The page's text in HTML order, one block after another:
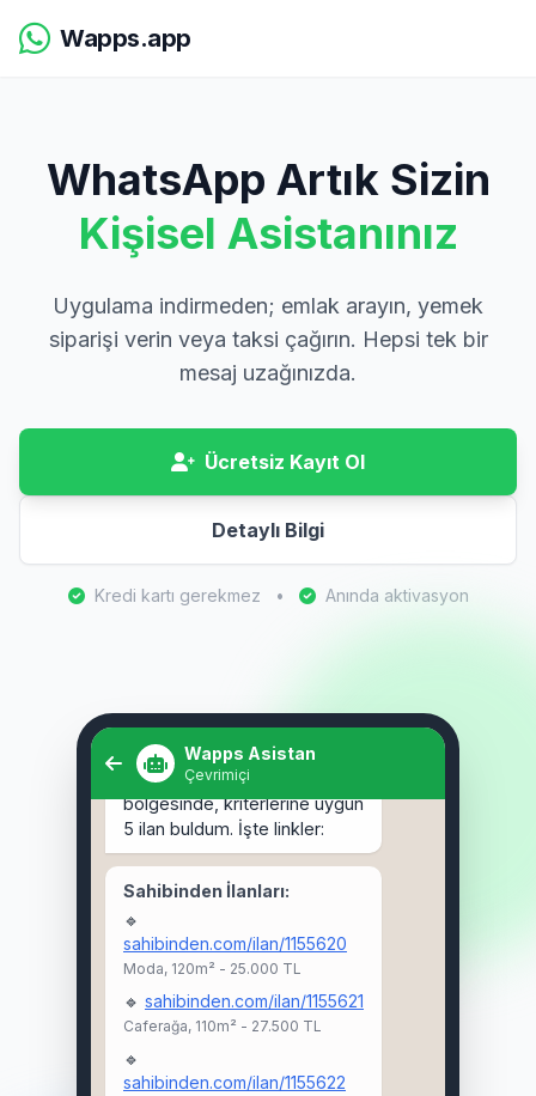
Wapps.app
WhatsApp Artık Sizin
Kişisel Asistanınız
Uygulama indirmeden; emlak arayın, yemek
siparişi verin veya taksi çağırın. Hepsi tek bir
mesaj uzağınızda.
Ücretsiz Kayıt Ol
Detaylı Bilgi
Kredi kartı gerekmez • Anında aktivasyon
Wapps Asistan
Çevrimiçi
ev arıyorum. 🏠
Selam Ahmet! 👋 Kadıköy
bölgesinde, kriterlerine uygun
5 ilan buldum. İşte linkler:
Sahibinden İlanları:
🔹
sahibinden.com/ilan/1155620
Moda, 120m² - 25.000 TL
🔹 sahibinden.com/ilan/1155621
Caferağa, 110m² - 27.500 TL
🔹
sahibinden.com/ilan/1155622